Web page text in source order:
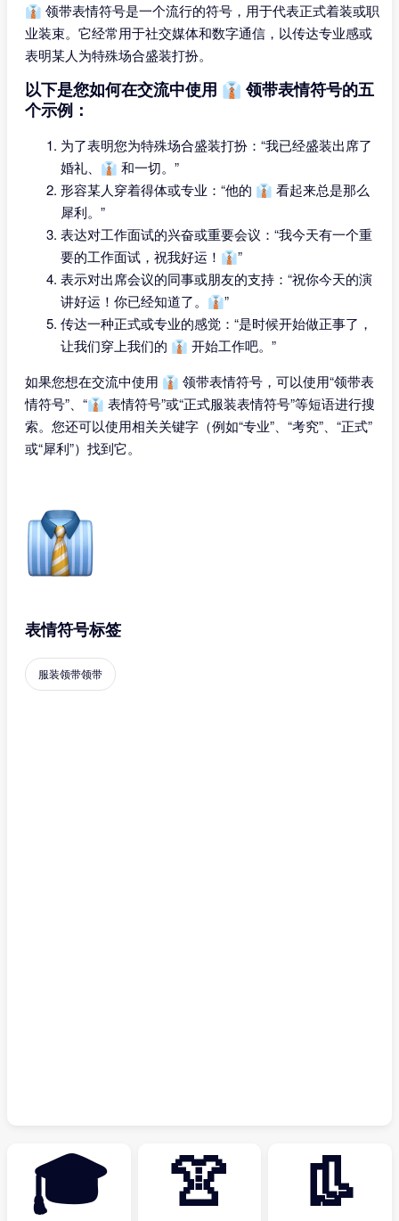
👔 领带表情符号是一个流行的符号，用于代表正式着装或职
业装束。它经常用于社交媒体和数字通信，以传达专业感或
表明某人为特殊场合盛装打扮。
以下是您如何在交流中使用 👔 领带表情符号的五
个示例：
为了表明您为特殊场合盛装打扮：“我已经盛装出席了
婚礼、👔 和一切。”
形容某人穿着得体或专业：“他的 👔 看起来总是那么
犀利。”
表达对工作面试的兴奋或重要会议：“我今天有一个重
要的工作面试，祝我好运！👔”
表示对出席会议的同事或朋友的支持：“祝你今天的演
讲好运！你已经知道了。👔”
传达一种正式或专业的感觉：“是时候开始做正事了，
让我们穿上我们的 👔 开始工作吧。”
如果您想在交流中使用 👔 领带表情符号，可以使用“领带表
情符号”、“👔 表情符号”或“正式服装表情符号”等短语进行搜
索。您还可以使用相关关键字（例如“专业”、“考究”、“正式”
或“犀利”）找到它。
表情符号标签
服装领带领带
🎓 👚 👢